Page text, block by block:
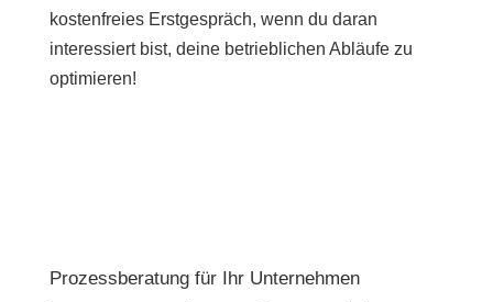
kostenfreies Erstgespräch, wenn du daran
interessiert bist, deine betrieblichen Abläufe zu
optimieren!
Prozessberatung für Ihr Unternehmen